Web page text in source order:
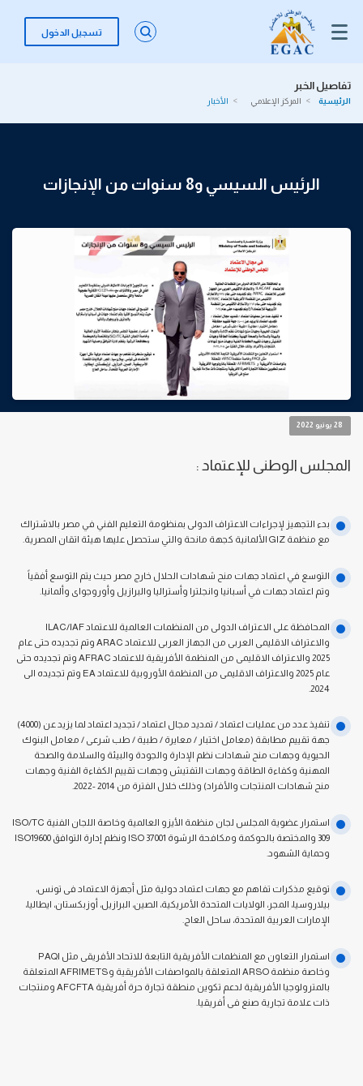
تسجيل الدخول
تفاصيل الخبر
الرئيسية المركز الإعلامي الأخبار
الرئيس السيسي و8 سنوات من الإنجازات
28 يونيو 2022
المجلس الوطنى للإعتماد :
بدء التجهيز لإجراءات الاعتراف الدولى بمنظومة التعليم الفني في مصر بالاشتراك
مع منظمة GIZ الألمانية كجهة مانحة والتي ستحصل عليها هيئة اتقان المصرية.
التوسع في اعتماد جهات منح شهادات الحلال خارج مصر حيث يتم التوسع أفقياً
وتم اعتماد جهات في أسبانيا وانجلترا وأستراليا والبرازيل وأوروجواى وألمانيا.
المحافظة على الاعتراف الدولى من المنظمات العالمية للاعتماد ILAC/IAF
والاعتراف الاقليمى العربى من الجهاز العربى للاعتماد ARAC وتم تجديده حتى عام
2025 والاعتراف الاقليمى من المنظمة الأفريقية للاعتماد AFRAC وتم تجديده حتى
عام 2025 والاعتراف الاقليمى من المنظمة الأوروبية للاعتماد EA وتم تجديده الى
2024.
تنفيذ عدد من عمليات اعتماد / تمديد مجال اعتماد / تجديد اعتماد لما يزيد عن (4000)
جهة تقييم مطابقة (معامل اختبار / معايرة / طبية / طب شرعى / معامل البنوك
الحيوية وجهات منح شهادات نظم الإدارة والجودة والبيئة والسلامة والصحة
المهنية وكفاءة الطاقة وجهات التفتيش وجهات تقييم الكفاءة الفنية وجهات
منح شهادات المنتجات والأفراد) وذلك خلال الفترة من 2014 -2022.
استمرار عضوية المجلس لجان منظمة الأيزو العالمية وخاصة اللجان الفنية ISO/TC
309 والمختصة بالحوكمة ومكافحة الرشوة ISO 37001 ونظم إدارة التوافق ISO19600
وحماية الشهود.
توقيع مذكرات تفاهم مع جهات اعتماد دولية مثل أجهزة الاعتماد فى تونس،
بيلاروسيا، المجر، الولايات المتحدة الأمريكية، الصين، البرازيل، أوزبكستان، ايطاليا،
الإمارات العربية المتحدة، ساحل العاج.
استمرار التعاون مع المنظمات الأفريقية التابعة للاتحاد الأفريقى مثل PAQI
وخاصة منظمة ARSO المتعلقة بالمواصفات الأفريقية وAFRIMETS المتعلقة
بالمترولوجيا الأفريقية لدعم تكوين منطقة تجارة حرة أفريقية AFCFTA ومنتجات
ذات علامة تجارية صنع فى أفريقيا.